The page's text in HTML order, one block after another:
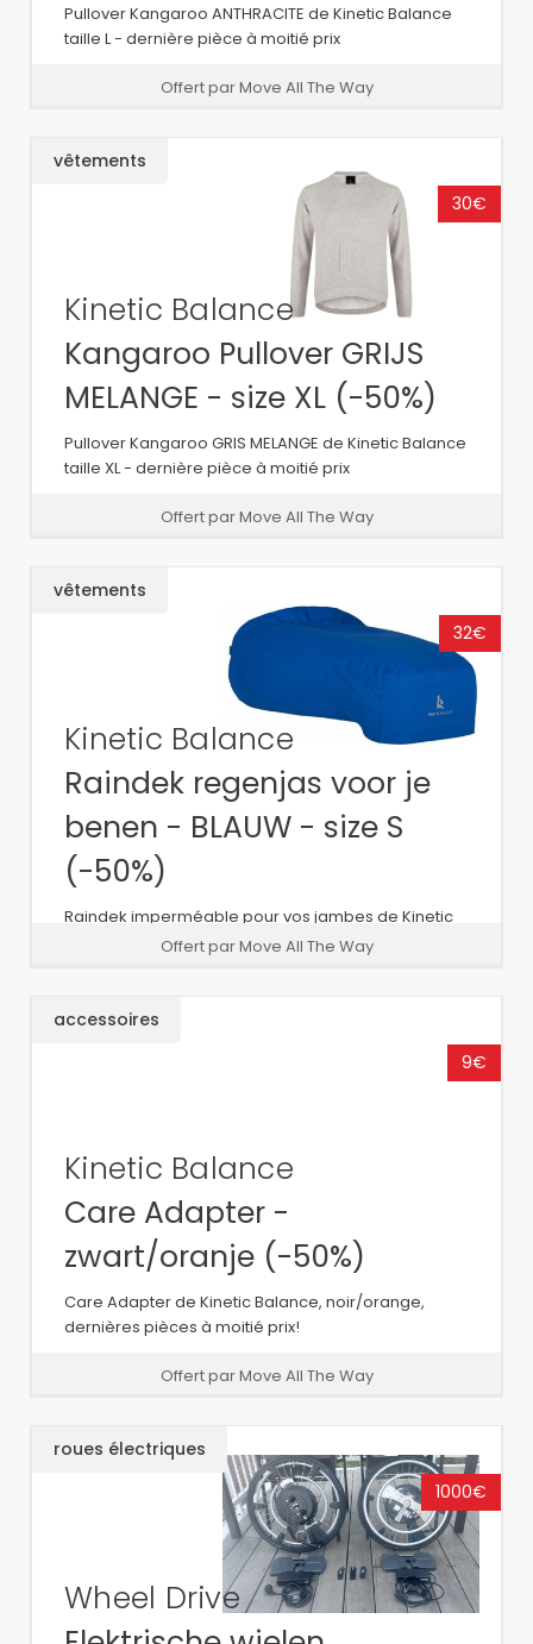
Pullover Kangaroo ANTHRACITE de Kinetic Balance
taille L - dernière pièce à moitié prix
Offert par Move All The Way
vêtements
30€
Kinetic Balance
Kangaroo Pullover GRIJS
MELANGE - size XL (-50%)
Pullover Kangaroo GRIS MELANGE de Kinetic Balance
taille XL - dernière pièce à moitié prix
Offert par Move All The Way
vêtements
32€
Kinetic Balance
Raindek regenjas voor je
benen - BLAUW - size S
(-50%)
Raindek imperméable pour vos jambes de Kinetic
Balance - bleu - taille S - dernière pièce à moitié
Offert par Move All The Way
accessoires
9€
Kinetic Balance
Care Adapter -
zwart/oranje (-50%)
Care Adapter de Kinetic Balance, noir/orange,
dernières pièces à moitié prix!
Offert par Move All The Way
roues électriques
1000€
Wheel Drive